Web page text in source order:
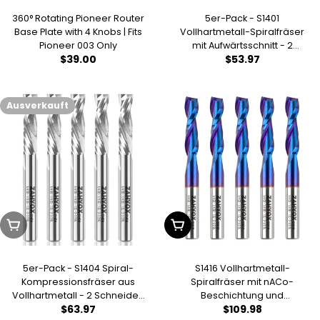
360° Rotating Pioneer Router
Base Plate with 4 Knobs | Fits
Pioneer 003 Only
Regulärer
$39.00
5er-Pack - S1401
Vollhartmetall-Spiralfräser
mit Aufwärtsschnitt - 2
Schneiden - 1/4 SD - 1/4 CD - 1
Regulärer
$53.97
Ausverkauft
Ausverkauft
5er-Pack - S1404 Spiral-
Kompressionsfräser aus
Vollhartmetall - 2 Schneiden
- 1/4 SD - 1/4 CD - 1 CL - 2-1/2
Regulärer
$63.97
In Den Warenkorb Legen
S1416 Vollhartmetall-
Spiralfräser mit nACo-
Beschichtung und
Gegenschnitt - 2 Schneiden -
Regulärer
$109.98